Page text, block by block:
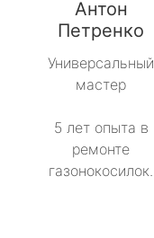
Антон
Петренко
Универсальный
мастер
5 лет опыта в
ремонте
газонокосилок.